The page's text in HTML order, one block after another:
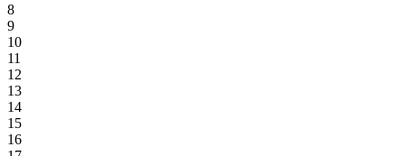
8
9
10
11
12
13
14
15
16